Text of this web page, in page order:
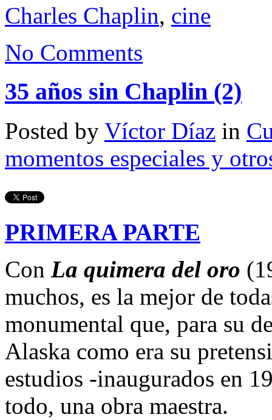
Charles Chaplin, cine
No Comments
35 años sin Chaplin (2)
Posted by Víctor Díaz in
momentos especiales y
PRIMERA PARTE
Con La quimera del oro
muchos, es la mejor de
monumental que, para su
Alaska como era su
estudios -inaugurados en
todo, una obra maestra.